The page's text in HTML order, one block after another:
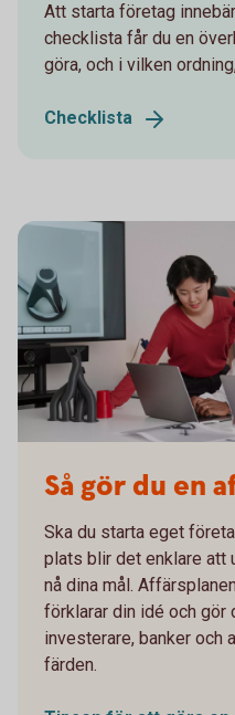
Att starta företag
checklista får du en
göra, och i vilken
Checklista
Så gör du en
Ska du starta eget
plats blir det enklare att
nå dina mål.
förklarar din idé och gör
investerare, banker och
färden.